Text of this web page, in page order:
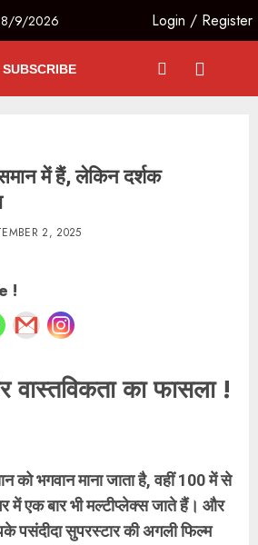
8/9/2026 Login / Register
SUBSCRIBE
में हैं, लेकिन दर्शक
2, 2025
!
वास्तविकता का फासला!
भगवान माना जाता है, वहीं 100 में से
में एक बार भी मल्टीप्लेक्स जाते हैं। और
सुपरस्टार की अगली फिल्म